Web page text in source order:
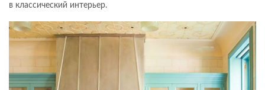
в классический интерьер.